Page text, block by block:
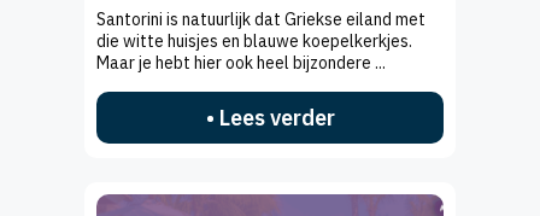
Santorini is natuurlijk dat Griekse eiland met
die witte huisjes en blauwe koepelkerkjes.
Maar je hebt hier ook heel bijzondere ...
• Lees verder